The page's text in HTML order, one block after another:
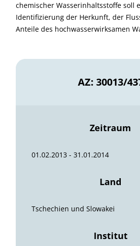
chemischer Wasserinhaltsstoffe soll
Identifizierung der Herkunft, der
Anteile des hochwasserwirksamen
AZ: 30013/
Zeitraum
01.02.2013 - 31.01.2014
Land
Tschechien und Slowakei
Institut